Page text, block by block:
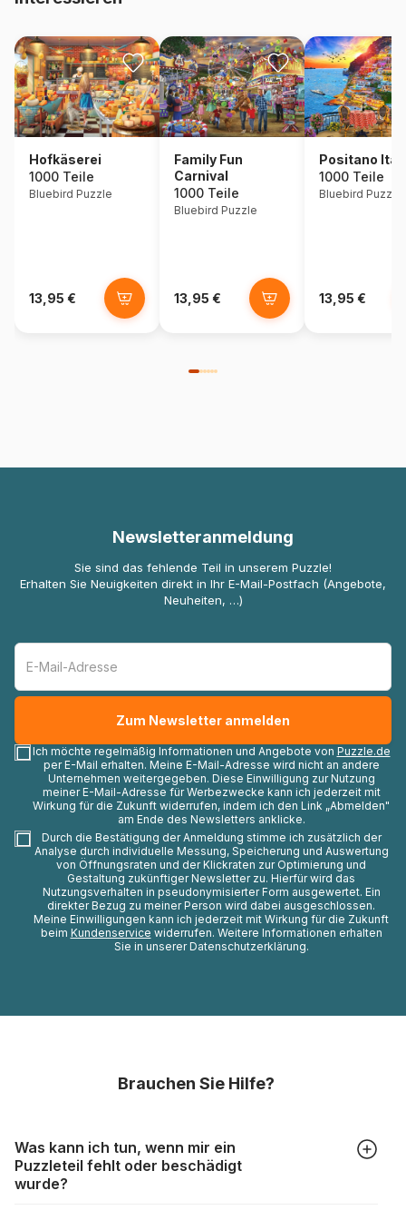
Hofkäserei
1000 Teile
Bluebird Puzzle
13,95 €
Family Fun
Carnival
1000 Teile
Bluebird Puzzle
13,95 €
Positano
1000 Teile
Bluebird Puzzle
13,95 €
Newsletteranmeldung
Sie sind das fehlende Teil in unserem Puzzle!
Erhalten Sie Neuigkeiten direkt in Ihr E-Mail-Postfach (Angebote,
Neuheiten, …)
Ich möchte regelmäßig Informationen und Angebote von Puzzle.de
per E-Mail erhalten. Meine E-Mail-Adresse wird nicht an andere
Unternehmen weitergegeben. Diese Einwilligung zur Nutzung
meiner E-Mail-Adresse für Werbezwecke kann ich jederzeit mit
Wirkung für die Zukunft widerrufen, indem ich den Link „Abmelden"
am Ende des Newsletters anklicke.
Durch die Bestätigung der Anmeldung stimme ich zusätzlich der
Analyse durch individuelle Messung, Speicherung und Auswertung
von Öffnungsraten und der Klickraten zur Optimierung und
Gestaltung zukünftiger Newsletter zu. Hierfür wird das
Nutzungsverhalten in pseudonymisierter Form ausgewertet. Ein
direkter Bezug zu meiner Person wird dabei ausgeschlossen.
Meine Einwilligungen kann ich jederzeit mit Wirkung für die Zukunft
beim Kundenservice widerrufen. Weitere Informationen erhalten
Sie in unserer Datenschutzerklärung.
Brauchen Sie Hilfe?
Was kann ich tun, wenn mir ein
Puzzleteil fehlt oder beschädigt
wurde?